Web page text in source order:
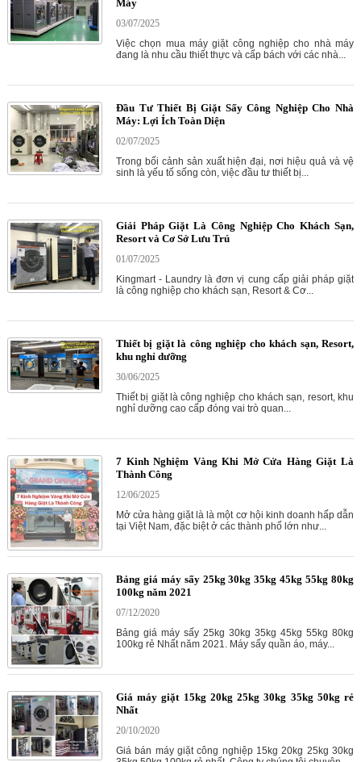
Máy
03/07/2025
Việc chọn mua máy giặt công nghiệp cho nhà máy
đang là nhu cầu thiết thực và cấp bách với các nhà...
Đầu Tư Thiết Bị Giặt Sấy Công Nghiệp Cho Nhà
Máy: Lợi Ích Toàn Diện
02/07/2025
Trong bối cảnh sản xuất hiện đại, nơi hiệu quả và vệ
sinh là yếu tố sống còn, việc đầu tư thiết bị...
Giải Pháp Giặt Là Công Nghiệp Cho Khách Sạn,
Resort và Cơ Sở Lưu Trú
01/07/2025
Kingmart - Laundry là đơn vị cung cấp giải pháp giặt
là công nghiệp cho khách sạn, Resort & Cơ...
Thiết bị giặt là công nghiệp cho khách sạn, Resort,
khu nghỉ dưỡng
30/06/2025
Thiết bị giặt là công nghiệp cho khách sạn, resort, khu
nghỉ dưỡng cao cấp đóng vai trò quan...
7 Kinh Nghiệm Vàng Khi Mở Cửa Hàng Giặt Là
Thành Công
12/06/2025
Mở cửa hàng giặt là là một cơ hội kinh doanh hấp dẫn
tại Việt Nam, đặc biệt ở các thành phố lớn như...
Bảng giá máy sấy 25kg 30kg 35kg 45kg 55kg 80kg
100kg năm 2021
07/12/2020
Bảng giá máy sấy 25kg 30kg 35kg 45kg 55kg 80kg
100kg rẻ Nhất năm 2021. Máy sấy quần áo, máy...
Giá máy giặt 15kg 20kg 25kg 30kg 35kg 50kg rẻ
Nhất
20/10/2020
Giá bán máy giặt công nghiệp 15kg 20kg 25kg 30kg